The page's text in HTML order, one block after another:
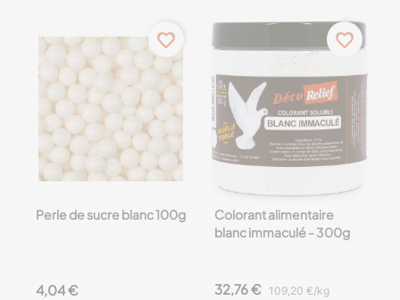
favorite_border
Perle de sucre blanc 100g
4,04 €
favorite_border
Colorant alimentaire
blanc immaculé - 300g
32,76 € 109,20 €/kg